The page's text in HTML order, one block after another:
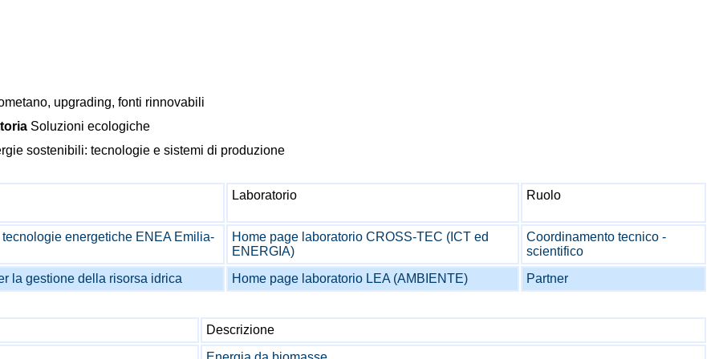
upgrading, fonti rinnovabili
Soluzioni ecologiche
sostenibili: tecnologie e sistemi di produzione
Laboratorio Ruolo
energetiche ENEA Emilia-
Home page laboratorio CROSS-TEC (ICT ed
ENERGIA)
Coordinamento tecnico -
scientifico
la gestione della risorsa idrica
Home page laboratorio LEA (AMBIENTE) Partner
Descrizione